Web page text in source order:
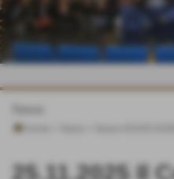
25.11.2025 Il